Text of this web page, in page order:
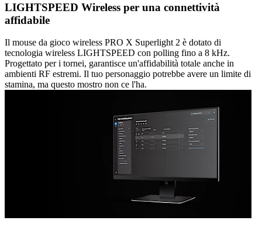
LIGHTSPEED Wireless per una connettività
affidabile
Il mouse da gioco wireless PRO X Superlight 2 è dotato di
tecnologia wireless LIGHTSPEED con polling fino a 8 kHz.
Progettato per i tornei, garantisce un'affidabilità totale anche in
ambienti RF estremi. Il tuo personaggio potrebbe avere un limite di
stamina, ma questo mostro non ce l'ha.